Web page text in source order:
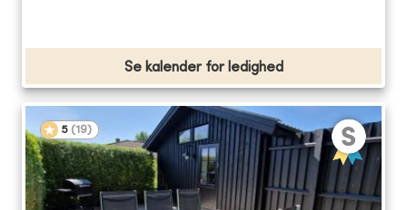
Se kalender for ledighed
5 (19)